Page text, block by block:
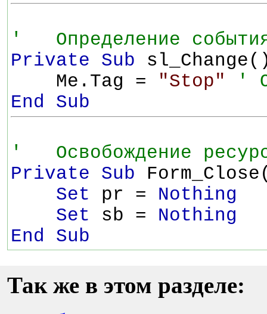
' Определение
Private Sub
Me.Tag =
"Stop"
'
End Sub
' Освобождение
Private Sub
Set pr = Nothing
Set sb = Nothing
End Sub
Так же в этом разделе: